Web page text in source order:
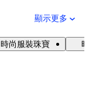
顯示更多
時尚服裝珠寶